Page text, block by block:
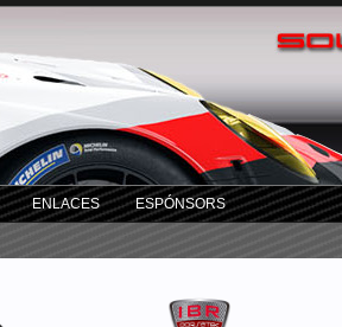
ENLACES ESPÓNSORS